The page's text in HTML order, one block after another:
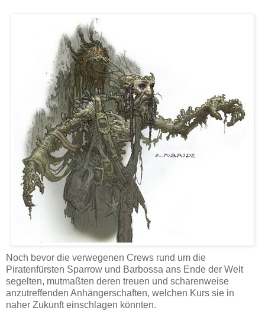
Noch bevor die verwegenen Crews rund um die
Piratenfürsten Sparrow und Barbossa ans Ende der Welt
segelten, mutmaßten deren treuen und scharenweise
anzutreffenden Anhängerschaften, welchen Kurs sie in
naher Zukunft einschlagen könnten.